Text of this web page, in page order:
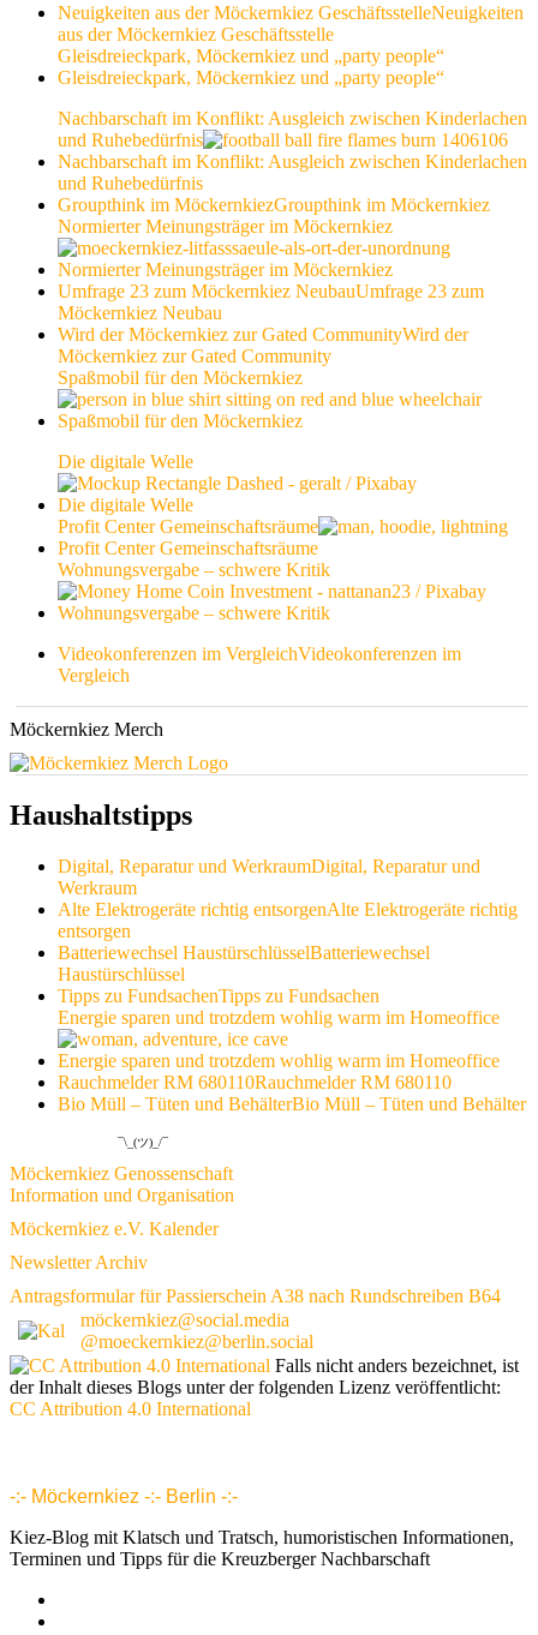
Neuigkeiten aus der Möckernkiez GeschäftsstelleNeuigkeiten
aus der Möckernkiez Geschäftsstelle
Gleisdreieckpark, Möckernkiez und „party people“
Gleisdreieckpark, Möckernkiez und „party people“
Nachbarschaft im Konflikt: Ausgleich zwischen Kinderlachen
und Ruhebedürfnis
Nachbarschaft im Konflikt: Ausgleich zwischen Kinderlachen
und Ruhebedürfnis
Groupthink im MöckernkiezGroupthink im Möckernkiez
Normierter Meinungsträger im Möckernkiez
Normierter Meinungsträger im Möckernkiez
Umfrage 23 zum Möckernkiez NeubauUmfrage 23 zum
Möckernkiez Neubau
Wird der Möckernkiez zur Gated CommunityWird der
Möckernkiez zur Gated Community
Spaßmobil für den Möckernkiez
Spaßmobil für den Möckernkiez
Die digitale Welle
Die digitale Welle
Profit Center Gemeinschaftsräume
Profit Center Gemeinschaftsräume
Wohnungsvergabe – schwere Kritik
Wohnungsvergabe – schwere Kritik
Videokonferenzen im VergleichVideokonferenzen im
Vergleich
Möckernkiez Merch
Haushaltstipps
Digital, Reparatur und WerkraumDigital, Reparatur und
Werkraum
Alte Elektrogeräte richtig entsorgenAlte Elektrogeräte richtig
entsorgen
Batteriewechsel HaustürschlüsselBatteriewechsel
Haustürschlüssel
Tipps zu FundsachenTipps zu Fundsachen
Energie sparen und trotzdem wohlig warm im Homeoffice
Energie sparen und trotzdem wohlig warm im Homeoffice
Rauchmelder RM 680110Rauchmelder RM 680110
Bio Müll – Tüten und BehälterBio Müll – Tüten und Behälter
¯\_(ツ)_/¯
Möckernkiez Genossenschaft
Information und Organisation
Möckernkiez e.V. Kalender
Newsletter Archiv
Antragsformular für Passierschein A38 nach Rundschreiben B64
möckernkiez@social.media
@moeckernkiez@berlin.social
Falls nicht anders bezeichnet, ist
der Inhalt dieses Blogs unter der folgenden Lizenz veröffentlicht:
CC Attribution 4.0 International
-:- Möckernkiez -:- Berlin -:-
Kiez-Blog mit Klatsch und Tratsch, humoristischen Informationen,
Terminen und Tipps für die Kreuzberger Nachbarschaft